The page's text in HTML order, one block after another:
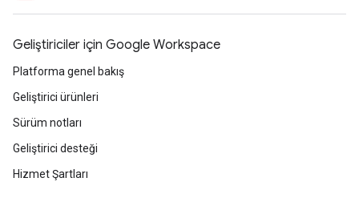
Geliştiriciler için Google Workspace
Platforma genel bakış
Geliştirici ürünleri
Sürüm notları
Geliştirici desteği
Hizmet Şartları